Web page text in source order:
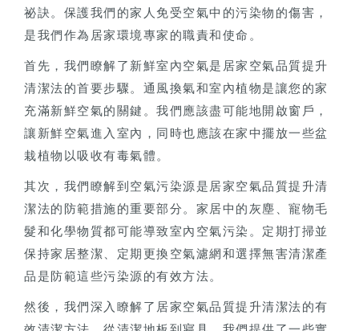
祕訣。保護我們的家人免受空氣中的污染物的傷害，
是我們作為居家環境專家的職責和使命。
首先，我們瞭解了新鮮室內空氣是居家空氣品質提升
清潔法的首要步驟。通風換氣和室內植物是讓您的家
充滿新鮮空氣的關鍵。我們應該盡可能地開啟窗戶，
讓新鮮空氣進入室內，同時也應該在家中擺放一些盆
栽植物以吸收有毒氣體。
其次，我們瞭解到空氣污染源是居家空氣品質提升清
潔法的防範措施的重要部分。家居中的灰塵、寵物毛
髮和化學物質都可能導致室內空氣污染。定期打掃並
保持家居整潔、定期更換空氣濾網和選擇無害清潔產
品是防範這些污染源的有效方法。
然後，我們深入瞭解了居家空氣品質提升清潔法的有